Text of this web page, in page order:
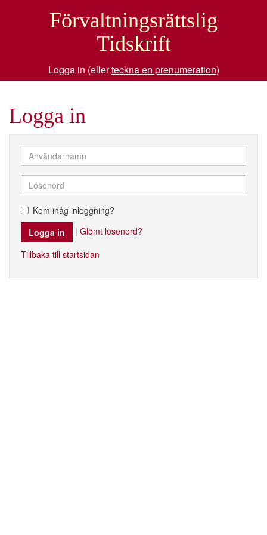
Förvaltningsrättslig
Tidskrift
Logga in (ellerteckna en prenumeration)
Logga in
Kom ihåg inloggning?
| Glömt lösenord?
Tillbaka till startsidan